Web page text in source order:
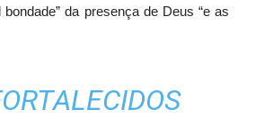
da presença de Deus “e as